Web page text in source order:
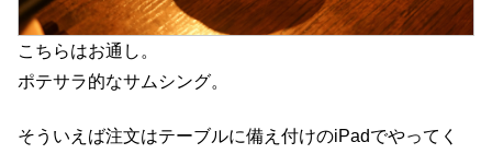
こちらはお通し。
ポテサラ的なサムシング。
そういえば注文はテーブルに備え付けのiPadでやってく